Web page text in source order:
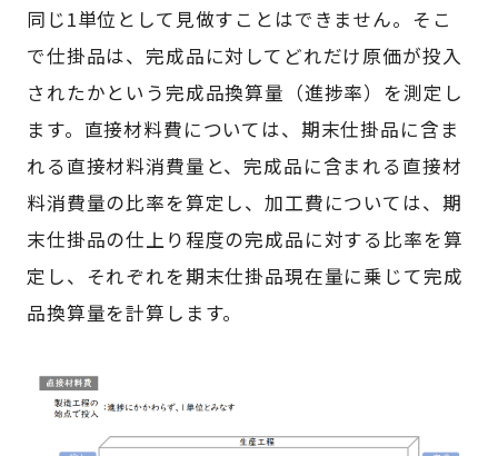
同じ1単位として見做すことはできません。そこ
で仕掛品は、完成品に対してどれだけ原価が投入
されたかという完成品換算量（進捗率）を測定し
ます。直接材料費については、期末仕掛品に含ま
れる直接材料消費量と、完成品に含まれる直接材
料消費量の比率を算定し、加工費については、期
末仕掛品の仕上り程度の完成品に対する比率を算
定し、それぞれを期末仕掛品現在量に乗じて完成
品換算量を計算します。